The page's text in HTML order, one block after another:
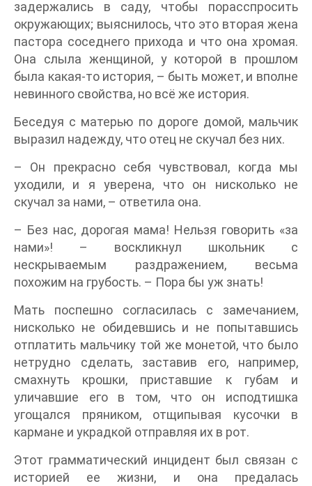
задержались в саду, чтобы порасспросить
окружающих; выяснилось, что это вторая жена
пастора соседнего прихода и что она хромая.
Она слыла женщиной, у которой в прошлом
была какая-то история, – быть может, и вполне
невинного свойства, но всё же история.
Беседуя с матерью по дороге домой, мальчик
выразил надежду, что отец не скучал без них.
– Он прекрасно себя чувствовал, когда мы
уходили, и я уверена, что он нисколько не
скучал за нами, – ответила она.
– Без нас, дорогая мама! Нельзя говорить «за
нами»! – воскликнул школьник с
нескрываемым раздражением, весьма
похожим на грубость. – Пора бы уж знать!
Мать поспешно согласилась с замечанием,
нисколько не обидевшись и не попытавшись
отплатить мальчику той же монетой, что было
нетрудно сделать, заставив его, например,
смахнуть крошки, приставшие к губам и
уличавшие его в том, что он исподтишка
угощался пряником, отщипывая кусочки в
кармане и украдкой отправляя их в рот.
Этот грамматический инцидент был связан с
историей ее жизни, и она предалась